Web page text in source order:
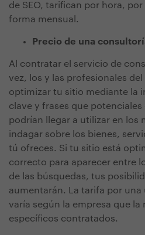
de SEO, tarifican por hora,
forma mensual.
Precio de una
Al contratar el servicio de
vez, los y las profesionales
optimizar tu sitio mediante la
clave y frases que
podrían llegar a utilizar en los
indagar sobre los bienes,
tú ofreces. Si tu sitio está
correcto para aparecer entre
de las búsquedas, tus
aumentarán. La tarifa por una
varía según la empresa que la
específicos contratados.